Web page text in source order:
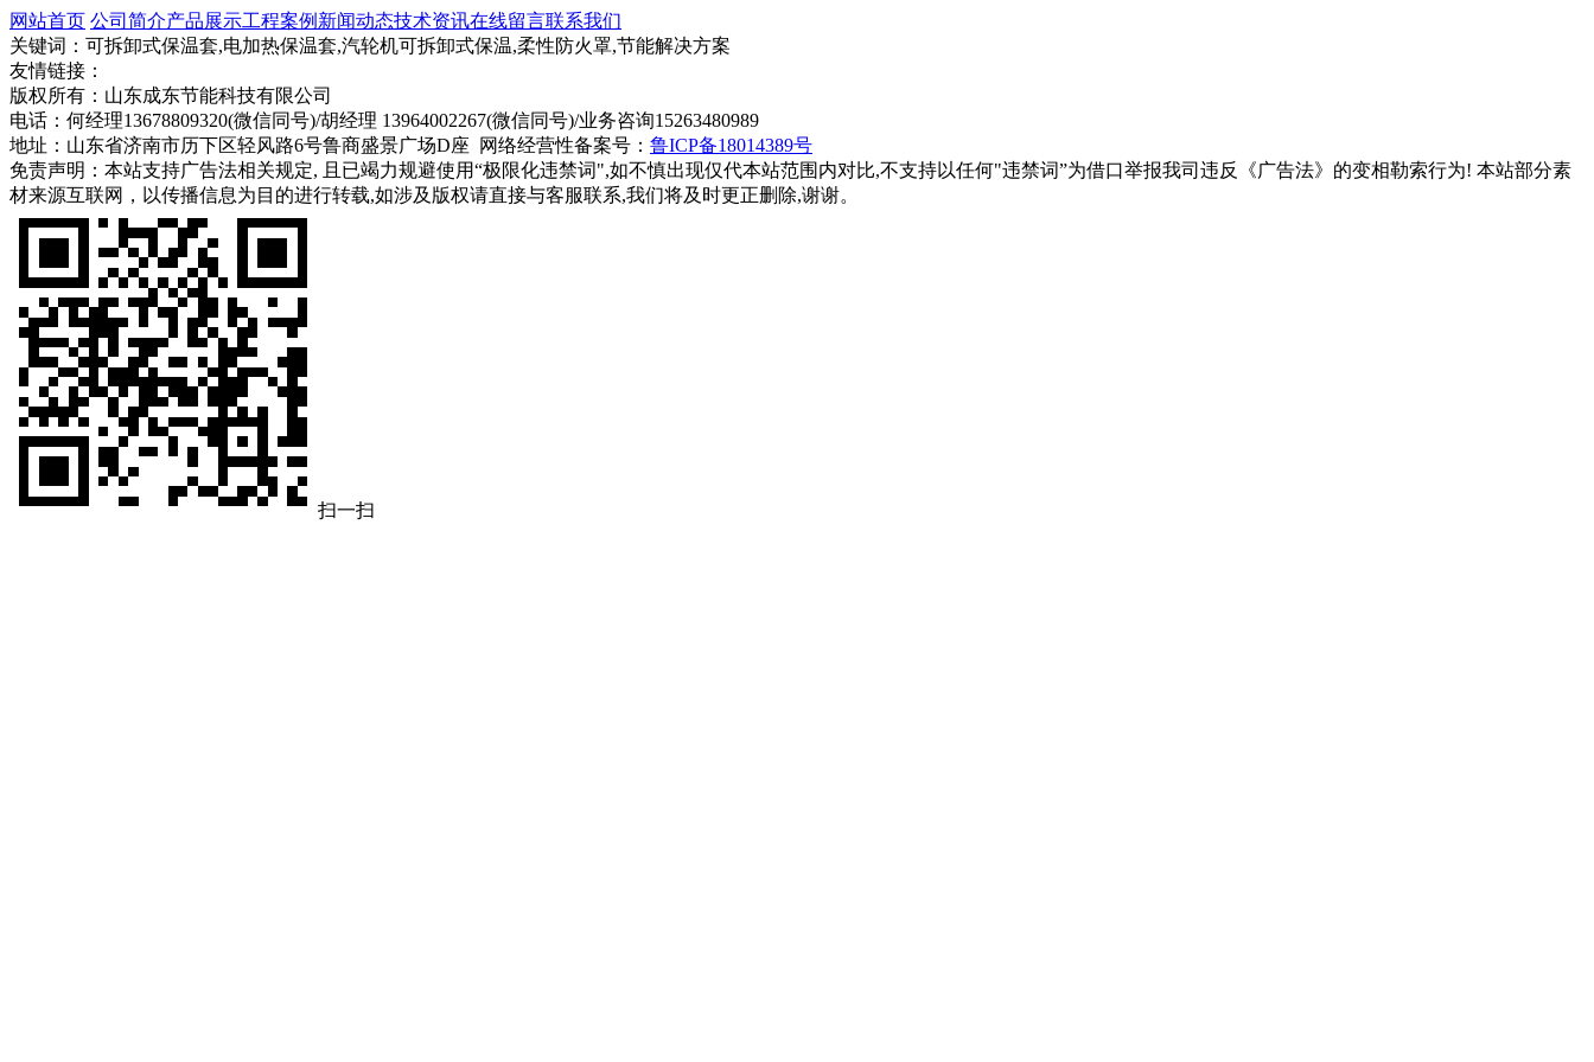
网站首页 公司简介产品展示工程案例 新闻动态技术资讯在线留言联系我们
关键词：可拆卸式保温套,电加热保温套,汽轮机可拆卸式保温,柔性防火罩,节能解决方案
友情链接：
版权所有：山东成东节能科技有限公司
电话：何经理13678809320(微信同号)/胡经理 13964002267(微信同号)/业务咨询15263480989
地址：山东省济南市历下区轻风路6号鲁商盛景广场D座 网络经营性备案号： 鲁ICP备18014389号
免责声明：本站支持广告法相关规定, 且已竭力规避使用“极限化违禁词",如不慎出现仅代本站范围内对比,不支持以任何"违禁词”为借口举报我司违反《广告法》的变相勒索行为! 本站部分素
材来源互联网，以传播信息为目的进行转载,如涉及版权请直接与客服联系,我们将及时更正删除,谢谢。
扫一扫